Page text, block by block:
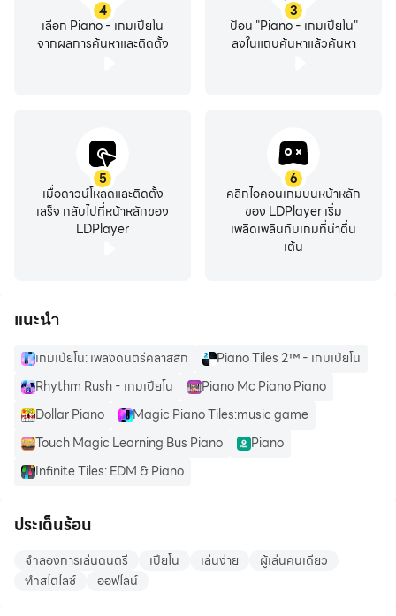
3
ป้อน "Piano - เกมเปียโน"
ลงในแถบค้นหาแล้วค้นหา
4
เลือก Piano - เกมเปียโน
จากผลการค้นหาและติดตั้ง
5
เมื่อดาวน์โหลดและติดตั้ง
เสร็จ กลับไปที่หน้าหลักของ
LDPlayer
6
คลิกไอคอนเกมบนหน้าหลัก
ของ LDPlayer เริ่ม
เพลิดเพลินกับเกมที่น่าตื่น
เต้น
แนะนำ
เกมเปียโน: เพลงดนตรีคลาสสิก
Piano Tiles 2™ - เกมเปียโน
Rhythm Rush - เกมเปียโน
Piano Mc Piano Piano
Dollar Piano
Magic Piano Tiles:music game
Touch Magic Learning Bus Piano
Piano
Infinite Tiles: EDM & Piano
ประเด็นร้อน
จำลองการเล่นดนตรี เปียโน เล่นง่าย
ผู้เล่นคนเดียว
ทำสไตไลซ์
ออฟไลน์